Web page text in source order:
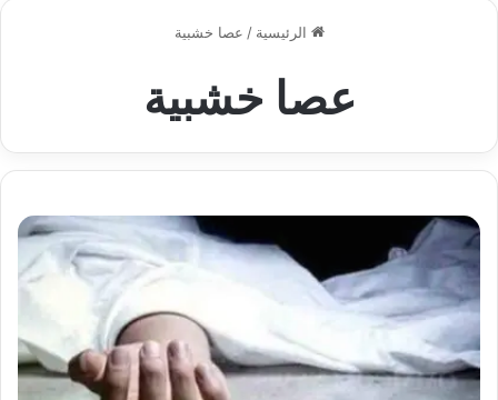
الرئيسية / عصا خشبية
عصا خشبية